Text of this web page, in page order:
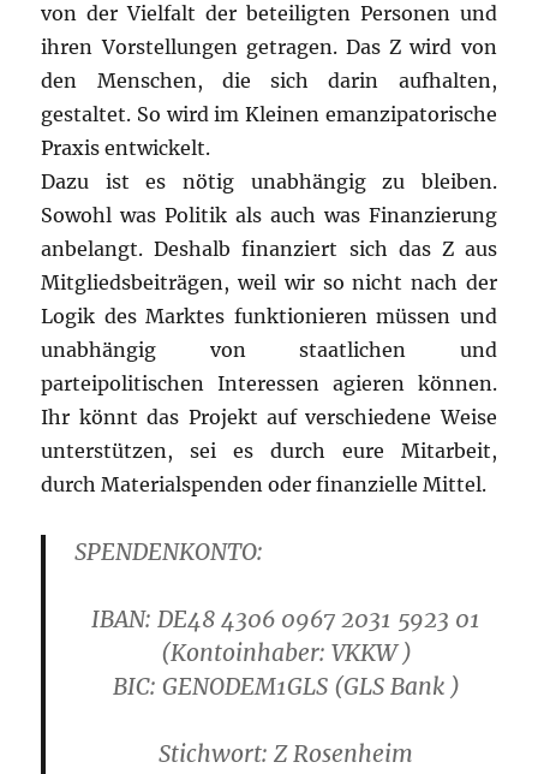
von der Vielfalt der beteiligten Personen und
ihren Vorstellungen getragen. Das Z wird von
den Menschen, die sich darin aufhalten,
gestaltet. So wird im Kleinen emanzipatorische
Praxis entwickelt.
Dazu ist es nötig unabhängig zu bleiben.
Sowohl was Politik als auch was Finanzierung
anbelangt. Deshalb finanziert sich das Z aus
Mitgliedsbeiträgen, weil wir so nicht nach der
Logik des Marktes funktionieren müssen und
unabhängig von staatlichen und
parteipolitischen Interessen agieren können.
Ihr könnt das Projekt auf verschiedene Weise
unterstützen, sei es durch eure Mitarbeit,
durch Materialspenden oder finanzielle Mittel.
SPENDENKONTO:
IBAN: DE48 4306 0967 2031 5923 01
(Kontoinhaber: VKKW )
BIC: GENODEM1GLS(GLS Bank )
Stichwort: Z Rosenheim